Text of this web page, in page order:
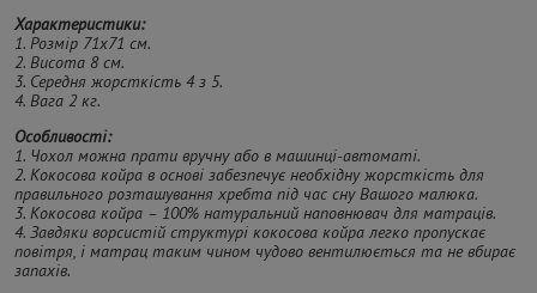
Характеристики:
1. Розмір 71х71 см.
2. Висота 8 см.
3. Середня жорсткість 4 з 5.
4. Вага 2 кг.
Особливості:
1. Чохол можна прати вручну або в машинці-автоматі.
2. Кокосова койра в основі забезпечує необхідну жорсткість для
правильного розташування хребта під час сну Вашого малюка.
3. Кокосова койра – 100% натуральний наповнювач для матраців.
4. Завдяки ворсистій структурі кокосова койра легко пропускає
повітря, і матрац таким чином чудово вентилюється та не вбирає
запахів.